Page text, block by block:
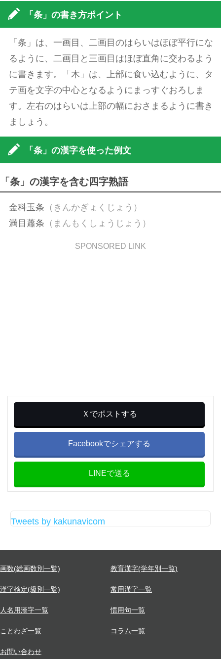
「条」の書き方ポイント
「条」は、一画目、二画目のはらいはほぼ平行にな
るように、二画目と三画目はほぼ直角に交わるよう
に書きます。「木」は、上部に食い込むように、タ
テ画を文字の中心となるようにまっすぐおろしま
す。左右のはらいは上部の幅におさまるように書き
ましょう。
「条」の漢字を使った例文
「条」の漢字を含む四字熟語
金科玉条 （きんかぎょくじょう）
満目蕭条 （まんもくしょうじょう）
SPONSORED LINK
Ｘでポストする
Facebookでシェアする
LINEで送る
Tweets by kakunavicom
画数(総画数別一覧) 教育漢字(学年別一覧)
漢字検定(級別一覧) 常用漢字一覧
人名用漢字一覧 慣用句一覧
ことわざ一覧 コラム一覧
お問い合わせ